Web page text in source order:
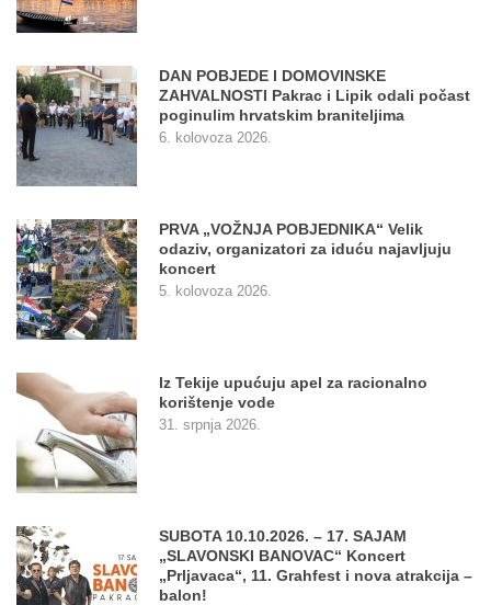
DAN POBJEDE I DOMOVINSKE
ZAHVALNOSTI Pakrac i Lipik odali počast
poginulim hrvatskim braniteljima
6. kolovoza 2026.
PRVA „VOŽNJA POBJEDNIKA“ Velik
odaziv, organizatori za iduću najavljuju
koncert
5. kolovoza 2026.
Iz Tekije upućuju apel za racionalno
korištenje vode
31. srpnja 2026.
SUBOTA 10.10.2026. – 17. SAJAM
„SLAVONSKI BANOVAC“ Koncert
„Prljavaca“, 11. Grahfest i nova atrakcija –
balon!